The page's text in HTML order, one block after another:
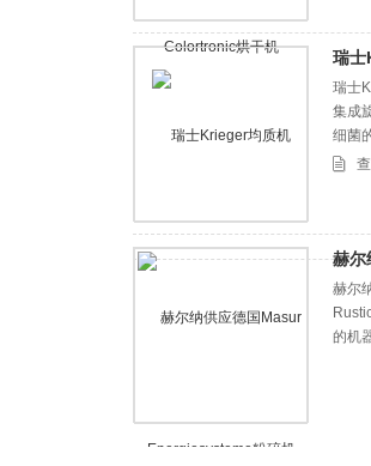
瑞士
瑞士
集成
细菌
赫
赫尔
的机